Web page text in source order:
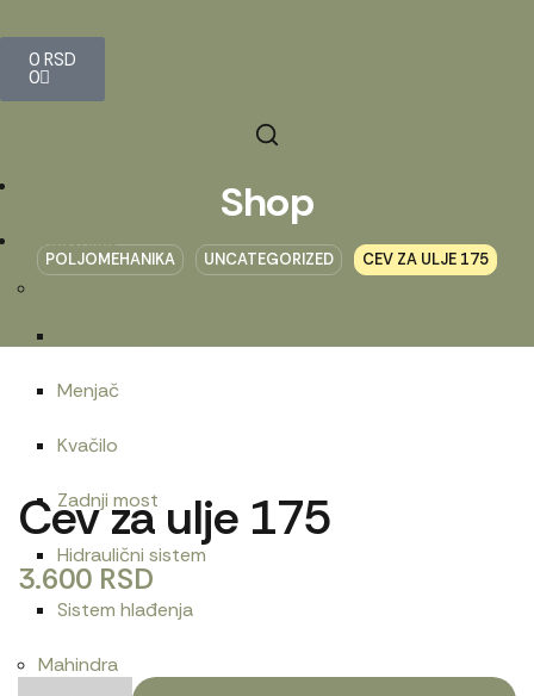
0 RSD
0
Prodavnica
Menjač
Kvačilo
Zadnji most
Hidraulični sistem
Sistem hlađenja
Mahindra
Shop
POLJOMEHANIKA UNCATEGORIZED CEV ZA ULJE 175
Cev za ulje 175
3.600 RSD